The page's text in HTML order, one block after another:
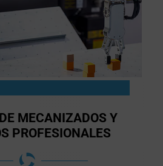
MECANIZADOS Y
PROFESIONALES